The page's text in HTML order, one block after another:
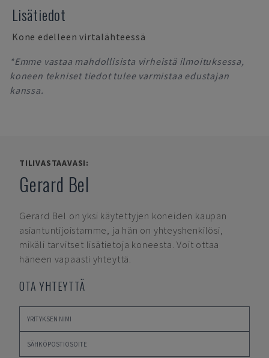
Lisätiedot
Kone edelleen virtalähteessä
*Emme vastaa mahdollisista virheistä ilmoituksessa,
koneen tekniset tiedot tulee varmistaa edustajan
kanssa.
TILIVASTAAVASI:
Gerard Bel
Gerard Bel on yksi käytettyjen koneiden kaupan
asiantuntijoistamme, ja hän on yhteyshenkilösi,
mikäli tarvitset lisätietoja koneesta. Voit ottaa
häneen vapaasti yhteyttä.
OTA YHTEYTTÄ